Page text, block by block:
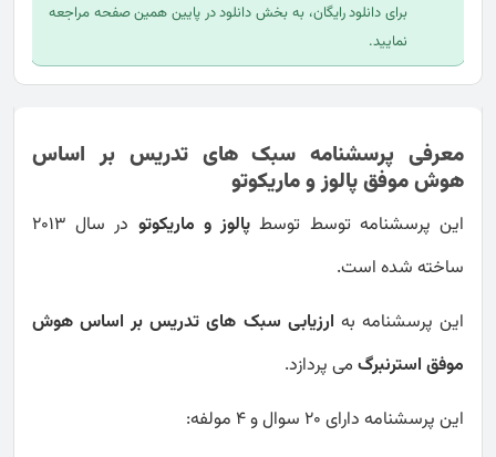
برای دانلود رایگان، به بخش دانلود در پایین همین صفحه مراجعه
نمایید.
معرفی پرسشنامه سبک های تدریس بر اساس
هوش موفق پالوز و ماریکوتو
این پرسشنامه توسط توسط پالوز و ماریکوتو
در سال 2013
ساخته شده است.
این پرسشنامه به ارزیابی سبک های تدریس بر اساس هوش
موفق استرنبرگمی پردازد.
این پرسشنامه دارای ۲۰ سوال و ۴ مولفه: